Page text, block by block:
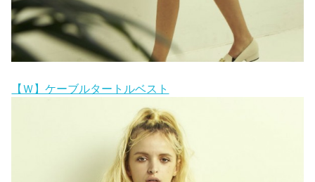
【Ｗ】ケーブルタートルベスト